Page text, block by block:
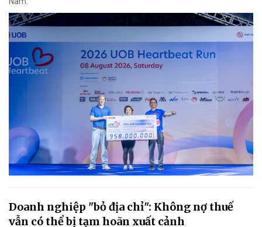
Doanh nghiệp "bỏ địa chỉ": Không nợ thuế
vẫn có thể bị tạm hoãn xuất cảnh